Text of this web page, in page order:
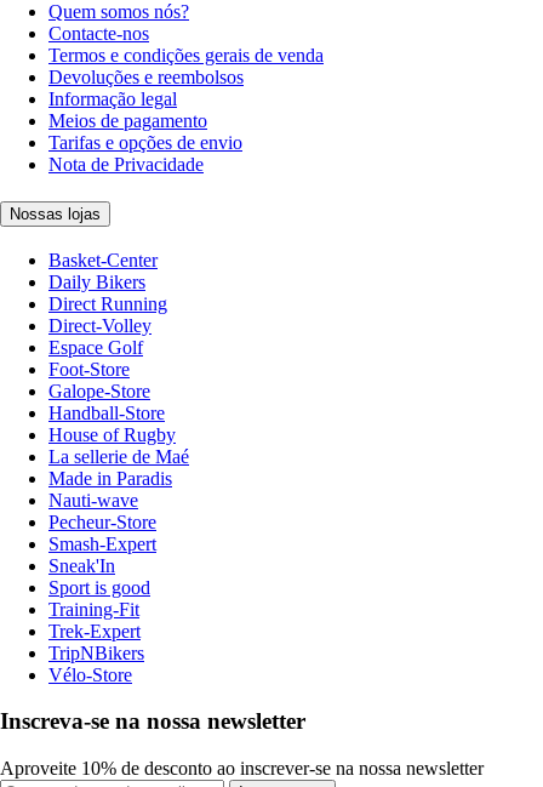
Quem somos nós?
Contacte-nos
Termos e condições gerais de venda
Devoluções e reembolsos
Informação legal
Meios de pagamento
Tarifas e opções de envio
Nota de Privacidade
Nossas lojas
Basket-Center
Daily Bikers
Direct Running
Direct-Volley
Espace Golf
Foot-Store
Galope-Store
Handball-Store
House of Rugby
La sellerie de Maé
Made in Paradis
Nauti-wave
Pecheur-Store
Smash-Expert
Sneak'In
Sport is good
Training-Fit
Trek-Expert
TripNBikers
Vélo-Store
Inscreva-se na nossa newsletter
Aproveite 10% de desconto ao inscrever-se na nossa newsletter